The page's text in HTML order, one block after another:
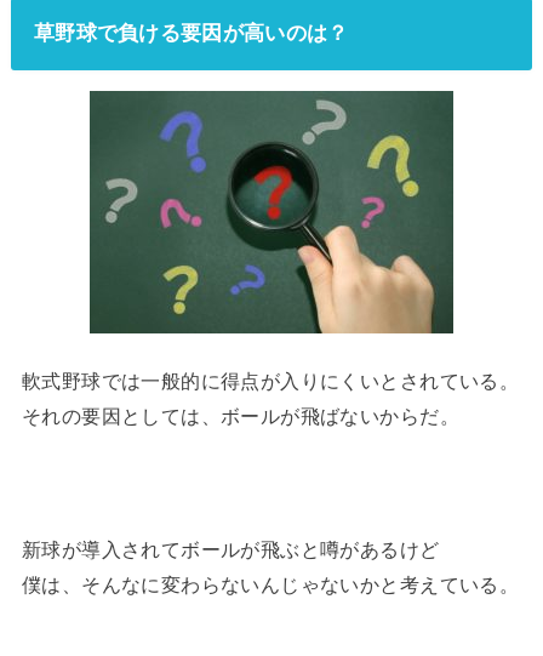
草野球で負ける要因が高いのは？
軟式野球では一般的に得点が入りにくいとされている。
それの要因としては、ボールが飛ばないからだ。
新球が導入されてボールが飛ぶと噂があるけど
僕は、そんなに変わらないんじゃないかと考えている。